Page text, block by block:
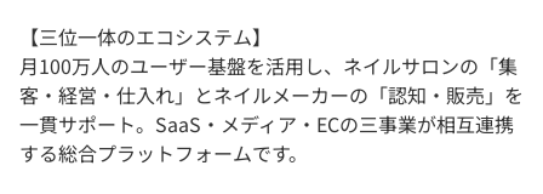
【三位一体のエコシステム】
月100万人のユーザー基盤を活用し、ネイルサロンの「集
客・経営・仕入れ」とネイルメーカーの「認知・販売」を
一貫サポート。SaaS・メディア・ECの三事業が相互連携
する総合プラットフォームです。